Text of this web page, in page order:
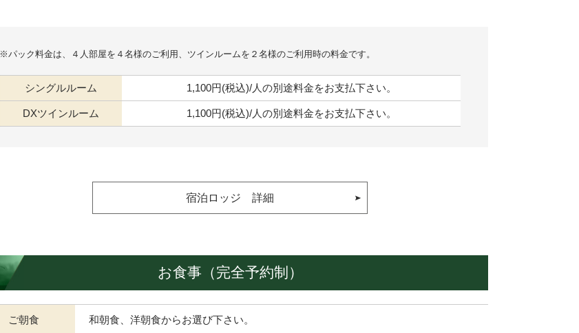
※パック料金は、４人部屋を４名様のご利用、ツインルームを２名様のご利用時の料金です。
シングルルーム 1,100円(税込)/人の別途料金をお支払下さい。
DXツインルーム 1,100円(税込)/人の別途料金をお支払下さい。
宿泊ロッジ 詳細
お食事（完全予約制）
ご朝食 和朝食、洋朝食からお選び下さい。